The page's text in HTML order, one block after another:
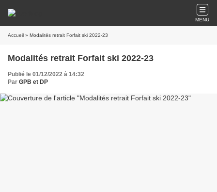
MENU
Accueil » Modalités retrait Forfait ski 2022-23
Modalités retrait Forfait ski 2022-23
Publié le 01/12/2022 à 14:32
Par GPB et DP